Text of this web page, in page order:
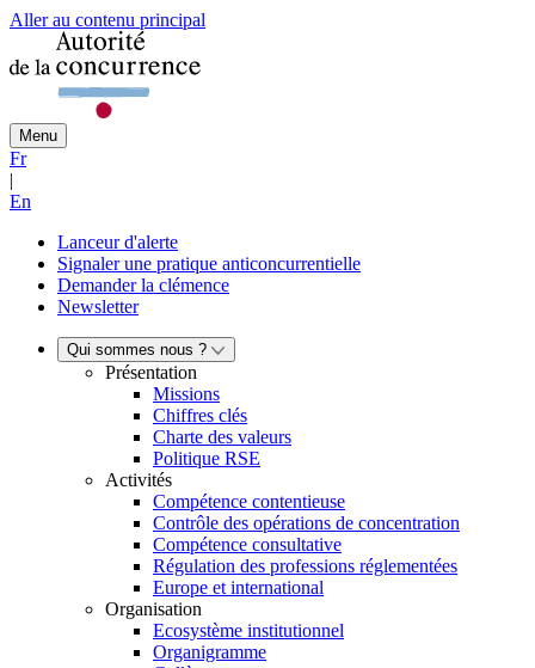
Aller au contenu principal
Menu
Fr
|
En
Lanceur d'alerte
Signaler une pratique anticoncurrentielle
Demander la clémence
Newsletter
Qui sommes nous ?
Présentation
Missions
Chiffres clés
Charte des valeurs
Politique RSE
Activités
Compétence contentieuse
Contrôle des opérations de concentration
Compétence consultative
Régulation des professions réglementées
Europe et international
Organisation
Ecosystème institutionnel
Organigramme